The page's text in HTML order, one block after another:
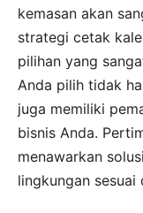
kemasan akan
strategi cetak
pilihan yang
Anda pilih tidak
juga memiliki
bisnis Anda.
menawarkan
lingkungan